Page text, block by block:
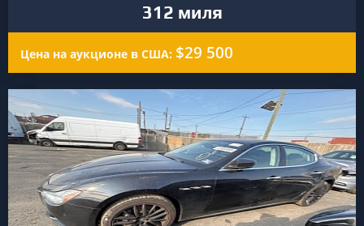
312 миля
Цена на аукционе в США: $29 500